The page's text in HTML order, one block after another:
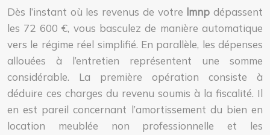
Dès l’instant où les revenus de votre lmnp dépassent
les 72 600 €, vous basculez de manière automatique
vers le régime réel simplifié. En parallèle, les dépenses
allouées à l’entretien représentent une somme
considérable. La première opération consiste à
déduire ces charges du revenu soumis à la fiscalité. Il
en est pareil concernant l’amortissement du bien en
location meublée non professionnelle et les